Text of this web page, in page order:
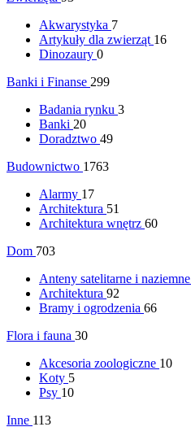
Akwarystyka 7
Artykuły dla zwierząt 16
Dinozaury 0
Banki i Finanse 299
Badania rynku 3
Banki 20
Doradztwo 49
Budownictwo 1763
Alarmy 17
Architektura 51
Architektura wnętrz 60
Dom 703
Anteny satelitarne i naziemne
Architektura 92
Bramy i ogrodzenia 66
Flora i fauna 30
Akcesoria zoologiczne 10
Koty 5
Psy 10
Inne 113